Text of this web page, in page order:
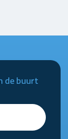
de buurt